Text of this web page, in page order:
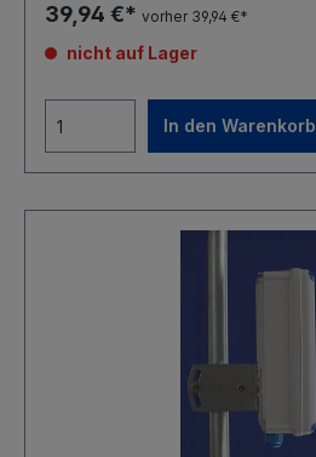
39,94 €* vorher 39,94 €*
nicht auf Lager
In den Warenkorb